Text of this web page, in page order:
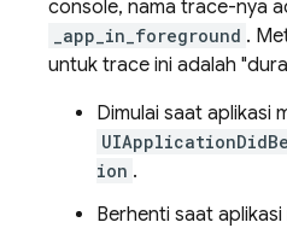
console, nama trace-nya
_app_in_foreground .
untuk trace ini adalah
Dimulai saat aplikasi
ion .
Berhenti saat